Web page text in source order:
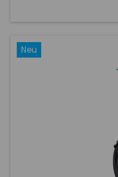
Neu